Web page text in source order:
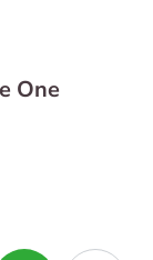
One